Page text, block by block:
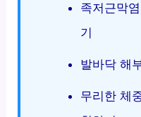
족저근막
기
발바닥 해
무리한 체